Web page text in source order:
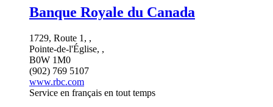
Banque Royale du Canada
1729, Route 1, ,
Pointe-de-l'Église, ,
B0W 1M0
(902) 769 5107
www.rbc.com
Service en français en tout temps